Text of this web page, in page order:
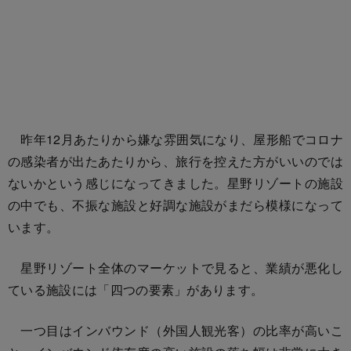
昨年12月あたりから嫌な雰囲気になり、屋形船でコロナ
の感染者が出たあたりから、旅行を控えた方がいいのでは
ないかという感じになってきました。星野リゾートの施設
の中でも、不振な施設と好調な施設がまだら模様になって
います。
星野リゾート全体のマーケットで見ると、業績が悪化し
ている施設には「四つの要素」があります。
一つ目はインバウンド（外国人観光客）の比率が高いこ